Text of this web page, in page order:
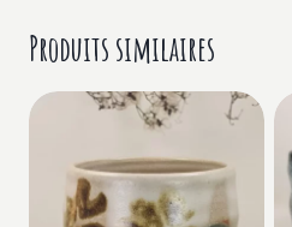
Produits similaires